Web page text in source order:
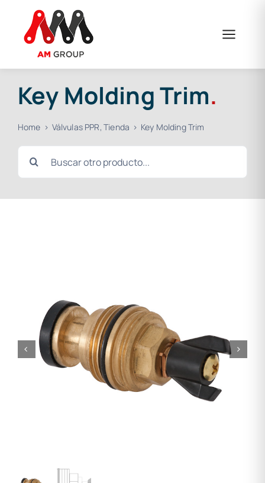
content
Key Molding Trim.
Home Válvulas PPR Tienda Key Molding Trim
Search
for: